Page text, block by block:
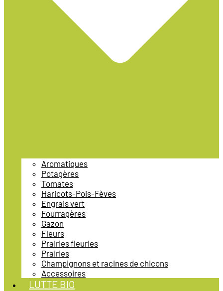
Aromatiques
Potagères
Tomates
Haricots-Pois-Fèves
Engrais vert
Fourragères
Gazon
Fleurs
Prairies fleuries
Prairies
Champignons et racines de chicons
Accessoires
LUTTE BIO